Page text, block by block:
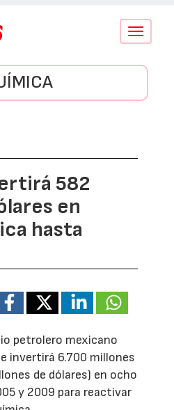
Conmutar
582
en
hasta
petrolero mexicano
invertirá 6.700 millones
de dólares) en ocho
y 2009 para reactivar